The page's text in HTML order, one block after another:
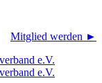
Mitglied werden ►